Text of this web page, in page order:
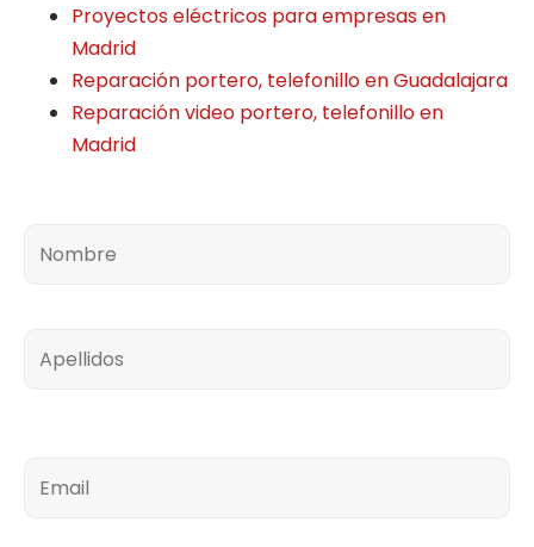
Proyectos eléctricos para empresas en
Madrid
Reparación portero, telefonillo en Guadalajara
Reparación video portero, telefonillo en
Madrid